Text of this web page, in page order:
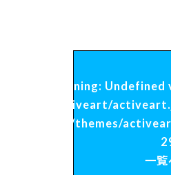
Warning: Undefined
/home/activeart/
content/themes/
一覧